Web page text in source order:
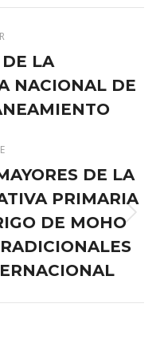
LA
NACIONAL DE
DE LA
PRIMARIA
DE MOHO